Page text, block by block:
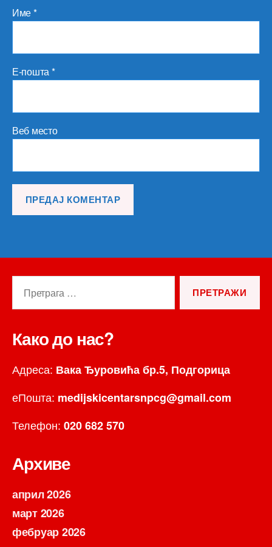
Име*
Е-пошта*
Веб место
Како до нас?
Адреса: Вака Ђуровића бр.5, Подгорица
еПошта: medijskicentarsnpcg@gmail.com
Телефон: 020 682 570
Архиве
април 2026
март 2026
фебруар 2026